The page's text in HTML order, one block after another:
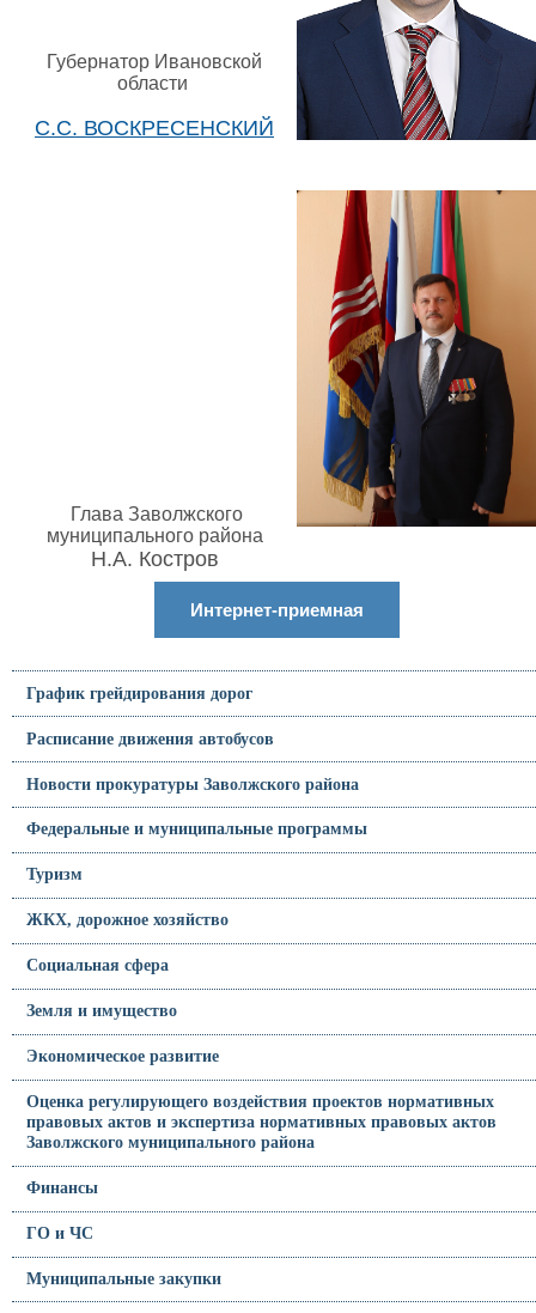
Губернатор Ивановской
области
С.С. ВОСКРЕСЕНСКИЙ
Глава Заволжского
муниципального района
Н.А. Костров
Интернет-приемная
График грейдирования дорог
Расписание движения автобусов
Новости прокуратуры Заволжского района
Федеральные и муниципальные программы
Туризм
ЖКХ, дорожное хозяйство
Социальная сфера
Земля и имущество
Экономическое развитие
Оценка регулирующего воздействия проектов нормативных
правовых актов и экспертиза нормативных правовых актов
Заволжского муниципального района
Финансы
ГО и ЧС
Муниципальные закупки